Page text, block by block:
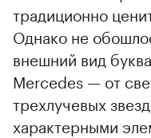
традиционно
Однако не
внешний вид
Mercedes — от
трехлучевых
характерными